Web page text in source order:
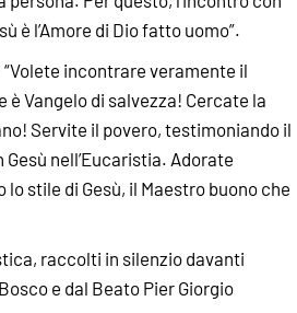
è l’Amore di Dio fatto uomo”.
incontrare veramente il
Vangelo di salvezza! Cercate la
Servite il povero, testimoniando il
nell’Eucaristia. Adorate
stile di Gesù, il Maestro buono che
raccolti in silenzio davanti
e dal Beato Pier Giorgio